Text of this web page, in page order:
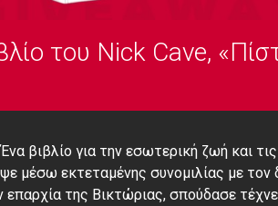
του Nick Cave,
βιβλίο για την εσωτερική ζωή και
μέσω εκτεταμένης συνομιλίας με τον
της Βικτώριας, σπούδασε